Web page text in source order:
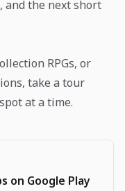
and the next short
RPGs, or
take a tour
at a time.
on Google Play